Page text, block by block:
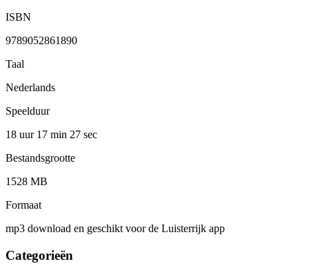
ISBN
9789052861890
Taal
Nederlands
Speelduur
18 uur 17 min 27 sec
Bestandsgrootte
1528 MB
Formaat
mp3 download en geschikt voor de Luisterrijk app
Categorieën